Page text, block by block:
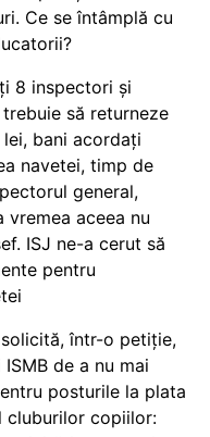
Ce se întâmplă cu
8 inspectori și
să returneze
bani acordați
navetei, timp de
general,
vremea aceea nu
ISJ ne-a cerut să
pentru
într-o petiție,
de a nu mai
posturile la plata
cluburilor copiilor: